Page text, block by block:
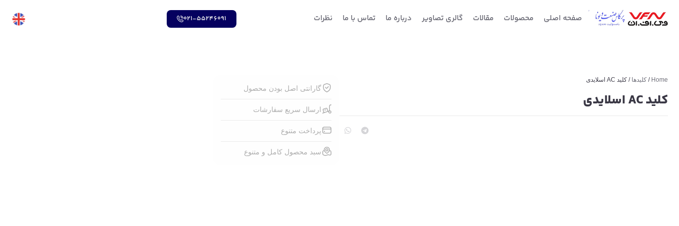
صفحه اصلی محصولات مقالات گالری تصاویر درباره ما تماس با ما نظرات 021-55246091
Home
/ کلیدها / کلید AC اسلایدی
کلید AC اسلایدی
گارانتی اصل بودن محصول
ارسال سریع سفارشات
پرداخت متنوع
سبد محصول کامل و متنوع